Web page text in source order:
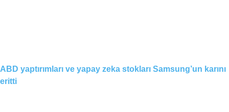
ABD yaptırımları ve yapay zeka stokları Samsung’un karını
eritti